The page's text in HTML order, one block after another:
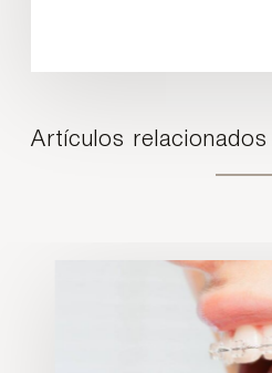
Artículos relacionados